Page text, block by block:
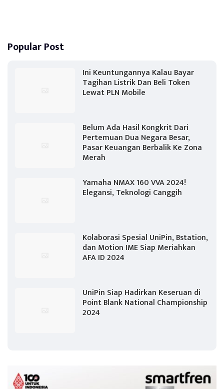
Popular Post
Ini Keuntungannya Kalau Bayar
Tagihan Listrik Dan Beli Token
Lewat PLN Mobile
Belum Ada Hasil Kongkrit Dari
Pertemuan Dua Negara Besar,
Pasar Keuangan Berbalik Ke Zona
Merah
Yamaha NMAX 160 VVA 2024!
Elegansi, Teknologi Canggih
Kolaborasi Spesial UniPin, Bstation,
dan Motion IME Siap Meriahkan
AFA ID 2024
UniPin Siap Hadirkan Keseruan di
Point Blank National Championship
2024